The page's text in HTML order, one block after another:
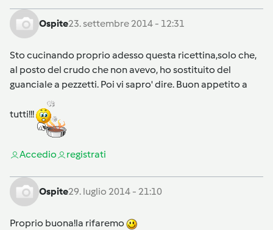
Ospite23. settembre 2014 - 12:31
Sto cucinando proprio adesso questa ricettina,solo che,
al posto del crudo che non avevo, ho sostituito del
guanciale a pezzetti. Poi vi sapro' dire. Buon appetito a
tutti!!!
Accedio registrati
Ospite29. luglio 2014 - 21:10
Proprio buona!la rifaremo